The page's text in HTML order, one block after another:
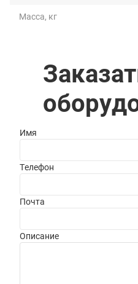
Масса, кг
Длина, мм
Ширина, мм
Высота, мм
Имя
Телефон
Почта
Описание